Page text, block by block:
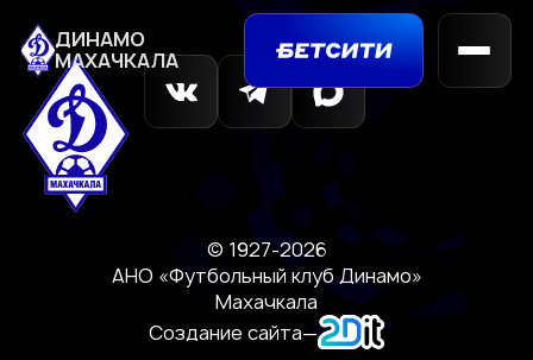
ДИНАМО
МАХАЧКАЛА
© 1927-2026
АНО «Футбольный клуб Динамо»
Махачкала
Создание сайта—